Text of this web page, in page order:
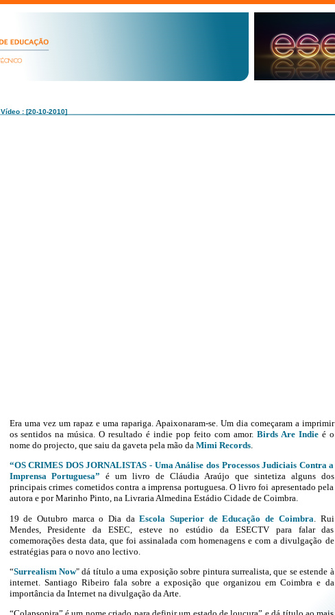
Vídeo : [20-10-2010]
Era uma vez um rapaz e uma rapariga. Apaixonaram-se. Um dia começaram a imprimir
os sentidos na música. O resultado é indie pop feito com amor. Birds Are Indieé o
nome do projecto, que saiu da gaveta pela mão da Mimi Records.
“OS CRIMES DOS JORNALISTAS - Uma Análise dos Processos Judiciais Contra a
Imprensa Portuguesa” é um livro de Cláudia Araújo que sintetiza alguns dos
principais crimes cometidos contra a imprensa portuguesa. O livro foi apresentado pela
autora e por Marinho Pinto, na Livraria Almedina Estádio Cidade de Coimbra.
19 de Outubro marca o Dia daEscola Superior de Educação de Coimbra . Rui
Mendes, Presidente da ESEC, esteve no estúdio da ESECTV para falar das
comemorações desta data, que foi assinalada com homenagens e com a divulgação de
estratégias para o novo ano lectivo.
“Surrealism Now" dá título a uma exposição sobre pintura surrealista, que se estende à
internet. Santiago Ribeiro fala sobre a exposição que organizou em Coimbra e da
importância da Internet na divulgação da Arte.